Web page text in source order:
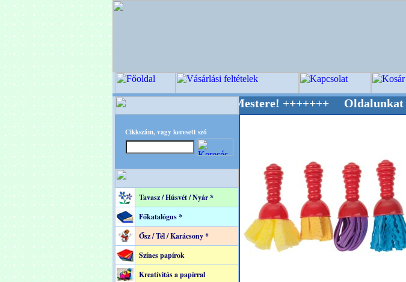
Cikkszám, vagy keresett szó
Tavasz / Húsvét / Nyár *
Főkatalógus *
Ősz / Tél / Karácsony *
Színes papírok
Kreatívitás a papírral
OPITEC - A Kreatív Világ Mestere! +++++++ Oldalunkat akarattal